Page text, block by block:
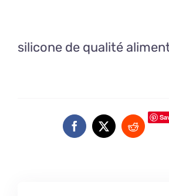
silicone de qualité